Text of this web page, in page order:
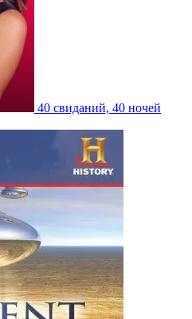
40 свиданий, 40 ночей